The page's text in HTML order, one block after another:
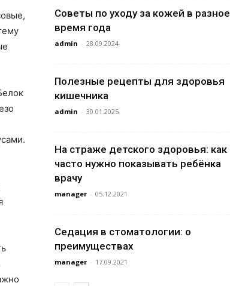
Советы по уходу за кожей в разное
время года
admin - 28.09.2024
Полезные рецепты для здоровья
кишечника
admin - 30.01.2025
На страже детского здоровья: как
часто нужно показывать ребёнка
врачу
manager - 05.12.2021
Седация в стоматологии: о
преимуществах
manager - 17.09.2021